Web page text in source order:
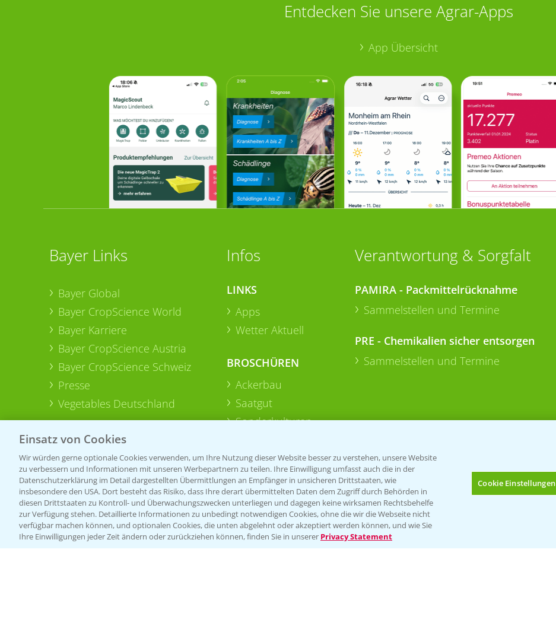
Bis zu 4 Produkte vergleichen:
Entdecken Sie unsere Agrar-Apps
App Übersicht
Bayer Links
Bayer Global
Bayer CropScience World
Bayer Karriere
Bayer CropScience Austria
Bayer CropScience Schweiz
Presse
Vegetables Deutschland
Infos
LINKS
Apps
Wetter Aktuell
BROSCHÜREN
Ackerbau
Saatgut
Sonderkulturen
Verantwortung & Sorgfalt
PAMIRA - Packmittelrücknahme
Sammelstellen und Termine
PRE - Chemikalien sicher entsorgen
Sammelstellen und Termine
Folgen Sie uns
Einsatz von Cookies
Wir würden gerne optionale Cookies verwenden, um Ihre Nutzung dieser Website besser zu verstehen, unsere Website
zu verbessern und Informationen mit unseren Werbepartnern zu teilen. Ihre Einwilligung umfasst auch die in der
Datenschutzerklärung im Detail dargestellten Übermittlungen an Empfänger in unsicheren Drittstaaten, wie
insbesondere den USA. Dort besteht das Risiko, dass Ihre derart übermittelten Daten dem Zugriff durch Behörden in
diesen Drittstaaten zu Kontroll- und Überwachungszwecken unterliegen und dagegen keine wirksamen Rechtsbehelfe
zur Verfügung stehen. Detaillierte Informationen zu unbedingt notwendigen Cookies, ohne die wir die Webseite nicht
verfügbar machen können, und optionalen Cookies, die unten abgelehnt oder akzeptiert werden können, und wie Sie
Ihre Einwilligungen jeder Zeit ändern oder zurückziehen können, finden Sie in unserer Privacy Statement
Cookie Einstellungen